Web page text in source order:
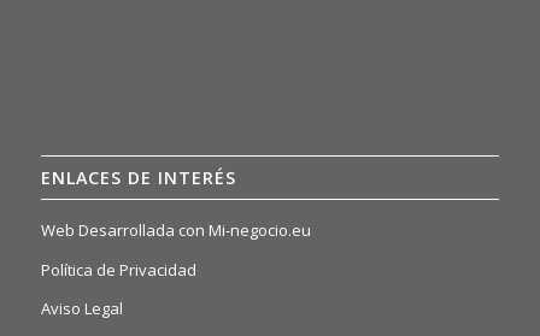
ENLACES DE INTERÉS
Web Desarrollada con Mi-negocio.eu
Política de Privacidad
Aviso Legal